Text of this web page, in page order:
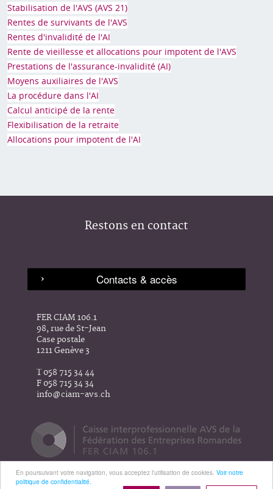
Stabilisation de l'AVS (AVS 21)
Rentes de survivants de l'AVS
Rentes d'invalidité de l'AI
Rente de vieillesse et allocations pour impotent de l'AVS
Prestations de l'assurance-invalidité (AI)
Moyens auxiliaires de l'AVS
La procédure dans l'AI
Calcul anticipé de la rente
Flexibilisation de la retraite
Allocations pour impotent de l'AI
Restons en contact
FER CIAM 106.1
98, rue de St-Jean
Case postale
1211 Genève 3
T 058 715 34 44
F 058 715 34 34
info@ciam-avs.ch
En poursuivant votre navigation, vous acceptez l'utilisation de cookies. Voir notre
politique de confidentialité.